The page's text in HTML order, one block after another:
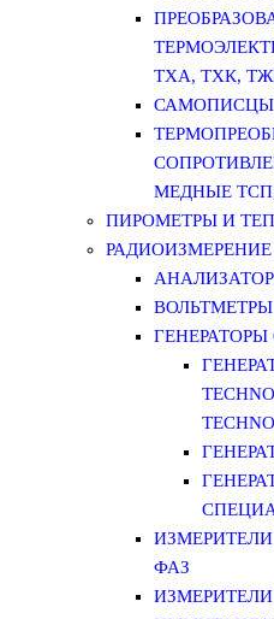
ТХА, ТХК,
САМОПИСЦЫ
МЕДНЫЕ
ПИРОМЕТРЫ И
РАДИОИЗМЕРЕНИЕ
ВОЛЬТМЕТРЫ
ФАЗ
ИЗМЕРИТЕЛИ